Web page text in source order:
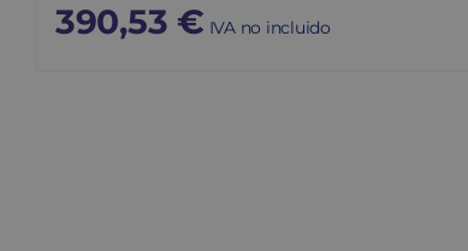
390,53 € IVA no incluido